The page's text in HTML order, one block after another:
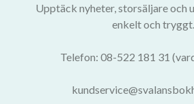
Upptäck nyheter, storsäljare och
enkelt och tryggt.
Telefon: 08-522 181 31